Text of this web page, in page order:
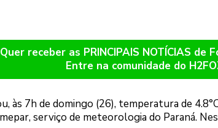
receber as PRINCIPAIS NOTÍCIAS de
Entre na comunidade do
às 7h de domingo (26), temperatura de
serviço de meteorologia do Paraná.